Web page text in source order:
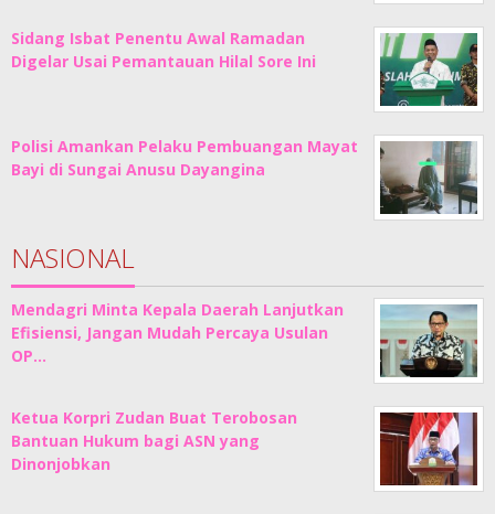
Sidang Isbat Penentu Awal Ramadan
Digelar Usai Pemantauan Hilal Sore Ini
Polisi Amankan Pelaku Pembuangan Mayat
Bayi di Sungai Anusu Dayangina
NASIONAL
Mendagri Minta Kepala Daerah Lanjutkan
Efisiensi, Jangan Mudah Percaya Usulan
OP…
Ketua Korpri Zudan Buat Terobosan
Bantuan Hukum bagi ASN yang
Dinonjobkan